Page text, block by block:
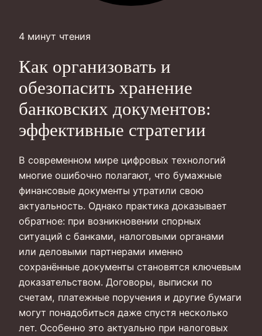
4 минут чтения
Как организовать и
обезопасить хранение
банковских документов:
эффективные стратегии
В современном мире цифровых технологий
многие ошибочно полагают, что бумажные
финансовые документы утратили свою
актуальность. Однако практика доказывает
обратное: при возникновении спорных
ситуаций с банками, налоговыми органами
или деловыми партнерами именно
сохранённые документы становятся ключевым
доказательством. Договоры, выписки по
счетам, платежные поручения и другие бумаги
могут понадобиться даже спустя несколько
лет. Особенно это актуально при налоговых